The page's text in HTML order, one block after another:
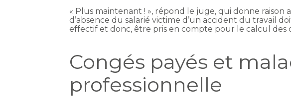
« Plus maintenant ! », répond le juge, qui donne raison
d’absence du salarié victime d’un accident du travail
effectif et donc, être pris en compte pour le calcul des
Congés payés et
professionnelle